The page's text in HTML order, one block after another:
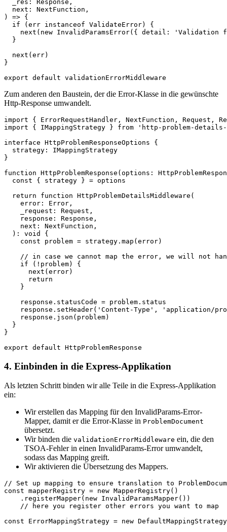
  _res: Response,
  next: NextFunction,
) => {
  if (err instanceof ValidateError) {
next(new InvalidParamsError({ detail:
  }
  next(err)
}
export default validationErrorMiddleware
Zum anderen den Baustein, der die Error-Klasse in die gewünschte
Http-Response umwandelt.
import { ErrorRequestHandler, NextFunction, Request,
import { IMappingStrategy } from 'http-problem-
interface HttpProblemResponseOptions {
  strategy: IMappingStrategy
}
function HttpProblemResponse(options:
  const { strategy } = options
  return function HttpProblemDetailsMiddleware(
    error: Error,
    _request: Request,
    response: Response,
    next: NextFunction,
  ): void {
    const problem = strategy.map(error)
// in case we cannot map the error, we will not
    if (!problem) {
      next(error)
      return
    }
    response.statusCode = problem.status
response.setHeader('Content-Type', 'application/
    response.json(problem)
  }
}
export default HttpProblemResponse
4. Einbinden in die Express-Applikation
Als letzten Schritt binden wir alle Teile in die Express-Applikation
ein:
Wir erstellen das Mapping für den InvalidParams-Error-
Mapper, damit er die Error-Klasse in ProblemDocument
übersetzt.
Wir binden die validationErrorMiddleware ein, die den
TSOA-Fehler in einen InvalidParams-Error umwandelt,
sodass das Mapping greift.
Wir aktivieren die Übersetzung des Mappers.
// Set up mapping to ensure translation to
const mapperRegistry = new MapperRegistry()
    .registerMapper(new InvalidParamsMapper())
    // here you register other errors you want to map
const ErrorMappingStrategy = new